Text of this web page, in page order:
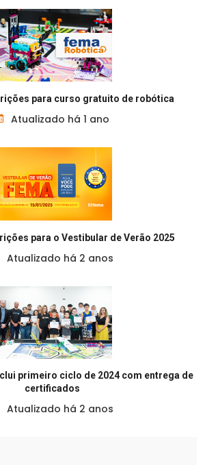
para curso gratuito de robótica
Atualizado há 1 ano
para o Vestibular de Verão 2025
Atualizado há 2 anos
primeiro ciclo de 2024 com entrega de
certificados
Atualizado há 2 anos